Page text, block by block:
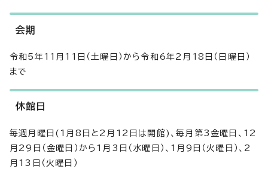
会期
令和5年11月11日（土曜日）から令和6年2月18日（日曜日）
まで
休館日
毎週月曜日(1月8日と2月12日は開館)、毎月第3金曜日、12
月29日（金曜日）から1月3日（水曜日）、1月9日（火曜日）、2
月13日（火曜日）